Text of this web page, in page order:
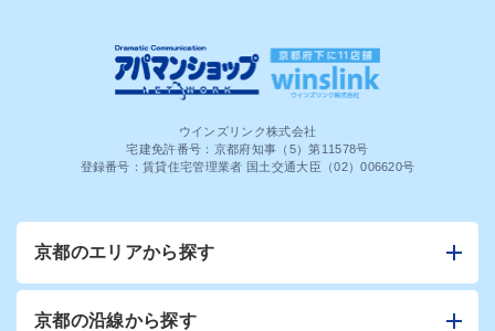
ウインズリンク株式会社
宅建免許番号：京都府知事（5）第11578号
登録番号：賃貸住宅管理業者 国土交通大臣（02）006620号
京都のエリアから探す
京都の沿線から探す